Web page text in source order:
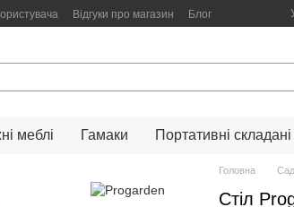
Відгуки про магазин Блог
меблі Гамаки Портативні
Головна
Стіл